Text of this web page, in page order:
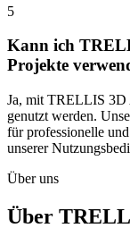
5
Kann ich
Projekte
Ja, mit TRELLIS 3D
genutzt werden.
für professionelle
unserer
Über uns
Über